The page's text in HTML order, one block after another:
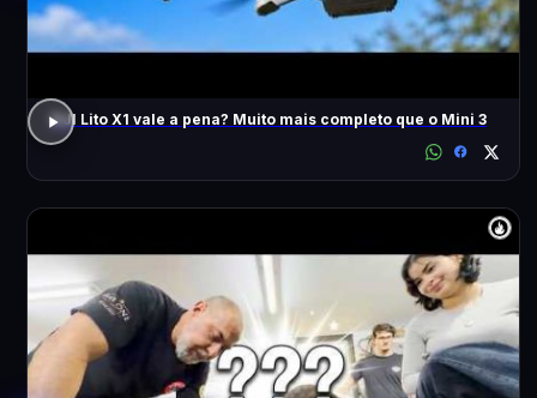
DJI Lito X1 vale a pena? Muito mais completo que o Mini 3